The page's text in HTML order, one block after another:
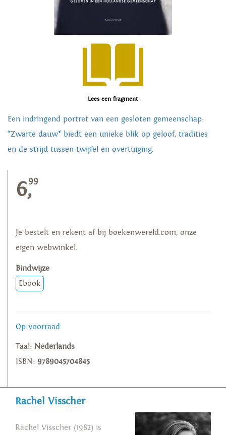
Lees een fragment
Een indringend portret van een gesloten gemeenschap:
*Zwarte dauw* biedt een unieke blik op geloof, tradities
en de strijd tussen twijfel en overtuiging.
6,99
Je bestelt en rekent af bij boekenwereld.com, onze
eigen webwinkel.
Bindwijze
Ebook
Op voorraad
Taal: Nederlands
ISBN: 9789045704845
Rachel Visscher
Rachel Visscher (1982) is